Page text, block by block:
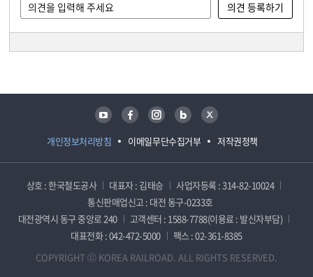
개인정보처리방침 이메일무단수집거부 저작권정책
유튜브 페이스북 인스타그램 블로그 트위터
상호 : 한국철도공사 대표자 : 김태승
사업자등록 : 314-82-10024
통신판매업신고 : 대전 동구-0233호
대전광역시 동구 중앙로 240
고객센터 : 1588-7788(이용료 : 발신자부담)
대표전화 : 042-472-5000
팩스 : 02-361-8385
COPYRIGHT ⓒ KOREA RAILROAD. ALL RIGHTS RESERVED.